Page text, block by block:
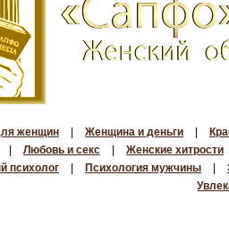
женщин Женщина и деньги
Любовь и секс
Женские хитрости
психолог Психология мужчины